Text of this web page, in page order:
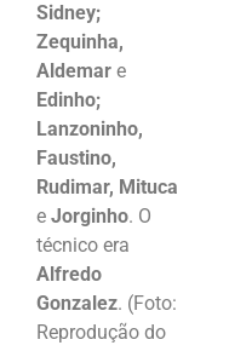
Sidney;
Zequinha,
Aldemar e
Edinho;
Lanzoninho,
Faustino,
Rudimar, Mituca
e Jorginho. O
técnico era
Alfredo
Gonzalez. (Foto:
Reprodução do